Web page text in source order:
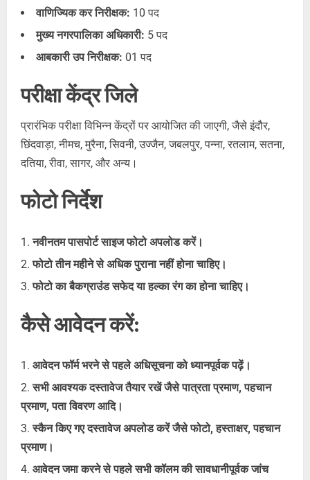
वाणिज्यिक कर निरीक्षक: 10 पद
मुख्य नगरपालिका अधिकारी: 5 पद
आबकारी उप निरीक्षक: 01 पद
परीक्षा केंद्र जिले
प्रारंभिक परीक्षा विभिन्न केंद्रों पर आयोजित की जाएगी, जैसे इंदौर,
छिंदवाड़ा, नीमच, मुरैना, सिवनी, उज्जैन, जबलपुर, पन्ना, रतलाम, सतना,
दतिया, रीवा, सागर, और अन्य।
फोटो निर्देश
नवीनतम पासपोर्ट साइज फोटो अपलोड करें।
फोटो तीन महीने से अधिक पुराना नहीं होना चाहिए।
फोटो का बैकग्राउंड सफेद या हल्का रंग का होना चाहिए।
कैसे आवेदन करें:
आवेदन फॉर्म भरने से पहले अधिसूचना को ध्यानपूर्वक पढ़ें।
सभी आवश्यक दस्तावेज तैयार रखें जैसे पात्रता प्रमाण, पहचान
प्रमाण, पता विवरण आदि।
स्कैन किए गए दस्तावेज अपलोड करें जैसे फोटो, हस्ताक्षर, पहचान
प्रमाण।
आवेदन जमा करने से पहले सभी कॉलम की सावधानीपूर्वक जांच